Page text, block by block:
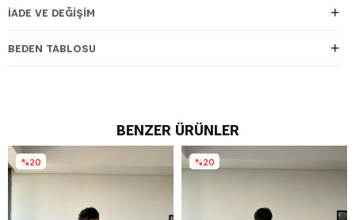
İADE VE DEĞIŞIM
BEDEN TABLOSU
BENZER ÜRÜNLER
%20 %20